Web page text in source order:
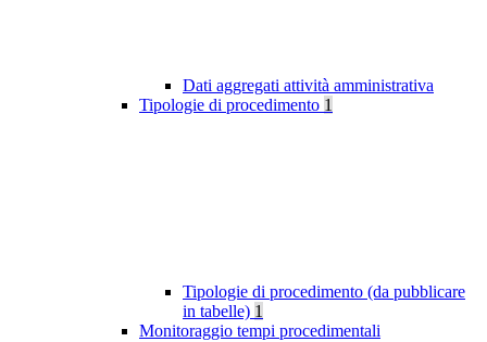
Dati aggregati attività amministrativa
Tipologie di procedimento 1
Tipologie di procedimento (da pubblicare
in tabelle) 1
Monitoraggio tempi procedimentali